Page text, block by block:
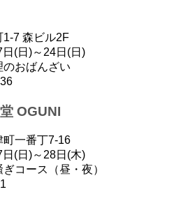
7 森ビル2F
(日)～24日(日)
おばんざい
OGUNI
一番丁7-16
(日)～28日(木)
コース（昼・夜）